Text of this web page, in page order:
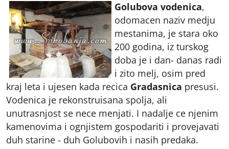
Golubova vodenica,
odomacen naziv medju
mestanima, je stara oko
200 godina, iz turskog
doba je i dan- danas radi
i zito melj, osim pred
kraj leta i ujesen kada recica Gradasnica presusi.
Vodenica je rekonstruisana spolja, ali
unutrasnjost se nece menjati. I nadalje ce njenim
kamenovima i ognjistem gospodariti i provejavati
duh starine - duh Golubovih i nasih predaka.